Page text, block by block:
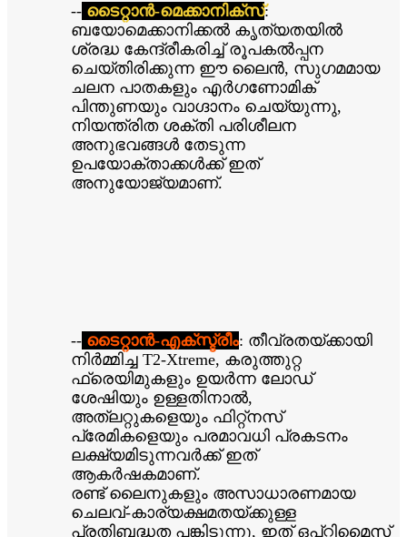
-- ടൈറ്റാൻ-മെക്കാനിക്സ്:
ബയോമെക്കാനിക്കൽ കൃത്യതയിൽ
ശ്രദ്ധ കേന്ദ്രീകരിച്ച് രൂപകൽപ്പന
ചെയ്‌തിരിക്കുന്ന ഈ ലൈൻ, സുഗമമായ
ചലന പാതകളും എർഗണോമിക്
പിന്തുണയും വാഗ്ദാനം ചെയ്യുന്നു,
നിയന്ത്രിത ശക്തി പരിശീലന
അനുഭവങ്ങൾ തേടുന്ന
ഉപയോക്താക്കൾക്ക് ഇത്
അനുയോജ്യമാണ്.
-- ടൈറ്റാൻ-എക്‌സ്ട്രീം: തീവ്രതയ്ക്കായി
നിർമ്മിച്ച T2-Xtreme, കരുത്തുറ്റ
ഫ്രെയിമുകളും ഉയർന്ന ലോഡ്
ശേഷിയും ഉള്ളതിനാൽ,
അത്‌ലറ്റുകളെയും ഫിറ്റ്‌നസ്
പ്രേമികളെയും പരമാവധി പ്രകടനം
ലക്ഷ്യമിടുന്നവർക്ക് ഇത്
ആകർഷകമാണ്.
രണ്ട് ലൈനുകളും അസാധാരണമായ
ചെലവ്-കാര്യക്ഷമതയ്ക്കുള്ള
പ്രതിബദ്ധത പങ്കിടുന്നു, ഇത് ഒപ്റ്റിമൈസ്